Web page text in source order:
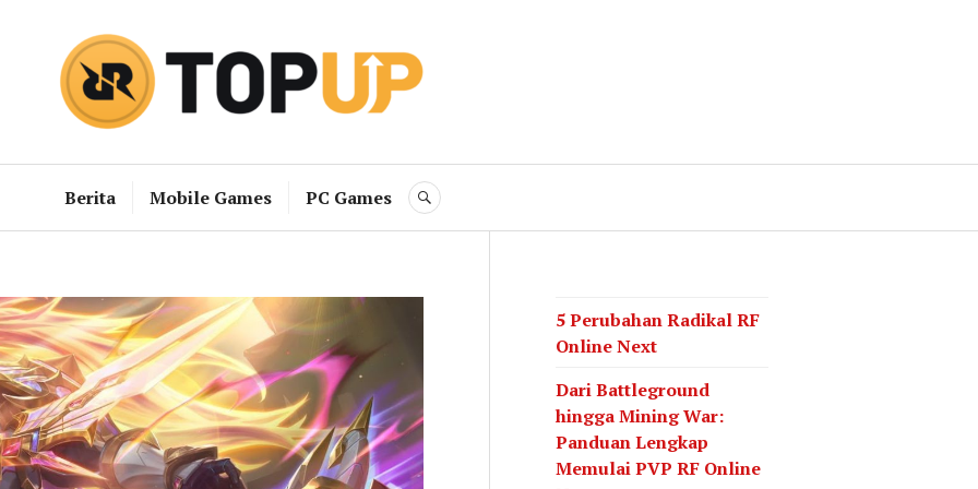
RRQ Topup Blog
Berita Mobile Games PC Games SEARCH
5 Perubahan Radikal RF
Online Next
Dari Battleground
hingga Mining War:
Panduan Lengkap
Memulai PVP RF Online